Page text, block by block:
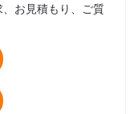
お見積もり、ご質